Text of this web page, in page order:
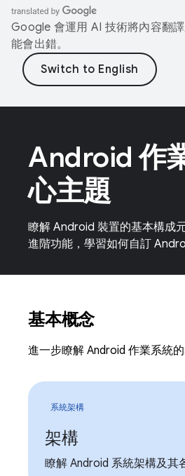
Google 會運用 AI 技術將內容翻
能會出錯。
Android 作
心主題
瞭解 Android 裝置的基本構成
進階功能，學習如何自訂
基本概念
進一步瞭解 Android 作業系統的
系統架構
架構
瞭解 Android 系統架構及其